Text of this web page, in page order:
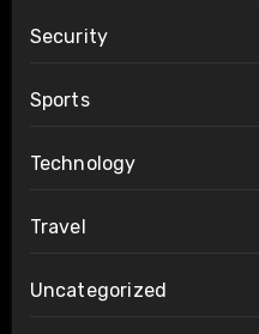
Security
Sports
Technology
Travel
Uncategorized